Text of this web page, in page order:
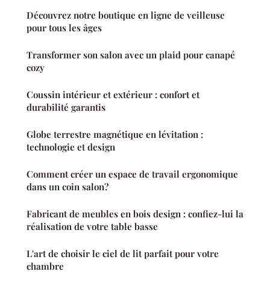
Découvrez notre boutique en ligne de veilleuse
pour tous les âges
Transformer son salon avec un plaid pour canapé
cozy
Coussin intérieur et extérieur : confort et
durabilité garantis
Globe terrestre magnétique en lévitation :
technologie et design
Comment créer un espace de travail ergonomique
dans un coin salon?
Fabricant de meubles en bois design : confiez-lui la
réalisation de votre table basse
L'art de choisir le ciel de lit parfait pour votre
chambre